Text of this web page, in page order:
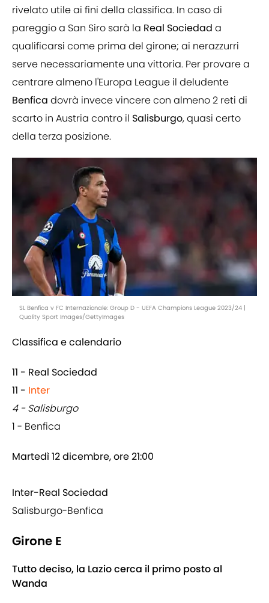
rivelato utile ai fini della classifica. In caso di
pareggio a San Siro sarà la Real Sociedad a
qualificarsi come prima del girone; ai nerazzurri
serve necessariamente una vittoria. Per provare a
centrare almeno l'Europa League il deludente
Benfica dovrà invece vincere con almeno 2 reti di
scarto in Austria contro il Salisburgo, quasi certo
della terza posizione.
SL Benfica v FC Internazionale: Group D - UEFA Champions League 2023/24 |
Quality Sport Images/GettyImages
Classifica e calendario
11 - Real Sociedad
11 - Inter
4 - Salisburgo
1 - Benfica
Martedì 12 dicembre, ore 21:00
Inter-Real Sociedad
Salisburgo-Benfica
Girone E
Tutto deciso, la Lazio cerca il primo posto al
Wanda